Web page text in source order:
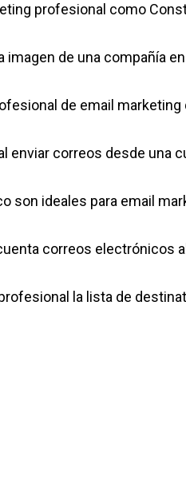
profesional como
de una compañía en
de email marketing
enviar correos desde una
son ideales para email
correos electrónicos
la lista de